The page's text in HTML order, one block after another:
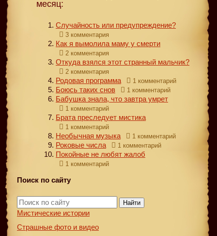
месяц:
Случайность или предупреждение?
3 комментария
Как я вымолила маму у смерти
2 комментария
Откуда взялся этот странный мальчик?
2 комментария
Родовая программа 1 комментарий
Боюсь таких снов 1 комментарий
Бабушка знала, что завтра умрет
1 комментарий
Брата преследует мистика
1 комментарий
Необычная музыка 1 комментарий
Роковые числа 1 комментарий
Покойные не любят жалоб
1 комментарий
Поиск по сайту
Найти
Мистические истории
Страшные фото и видео